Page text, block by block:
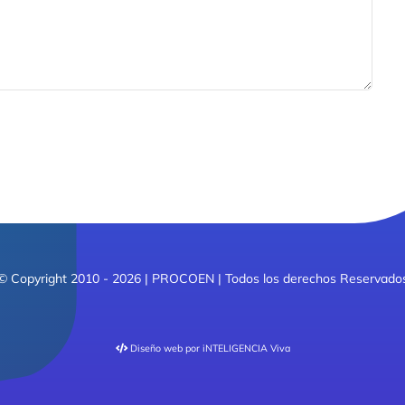
Copyright 2010 - 2026 | PROCOEN | Todos los derechos
Diseño webpor iNTELIGENCIA Viva